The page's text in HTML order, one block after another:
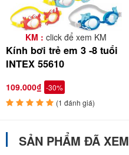
KM : click để xem KM
Kính bơi trẻ em 3 -8 tuổi
INTEX 55610
109.000₫ -30%
(1 đánh giá)
SẢN PHẨM ĐÃ XEM